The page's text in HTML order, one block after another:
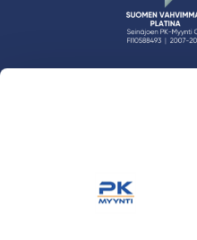
› Yritys
› Yhteystiedot